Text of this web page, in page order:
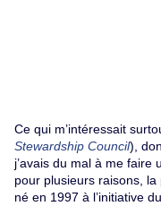
Ce qui m’intéressait
Stewardship Council),
j’avais du mal à me faire
pour plusieurs raisons,
né en 1997 à l’initiative